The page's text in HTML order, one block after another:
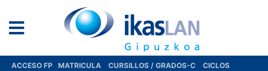
ACCESO FP MATRICULA CURSILLOS / GRADOS-C
CICLOS